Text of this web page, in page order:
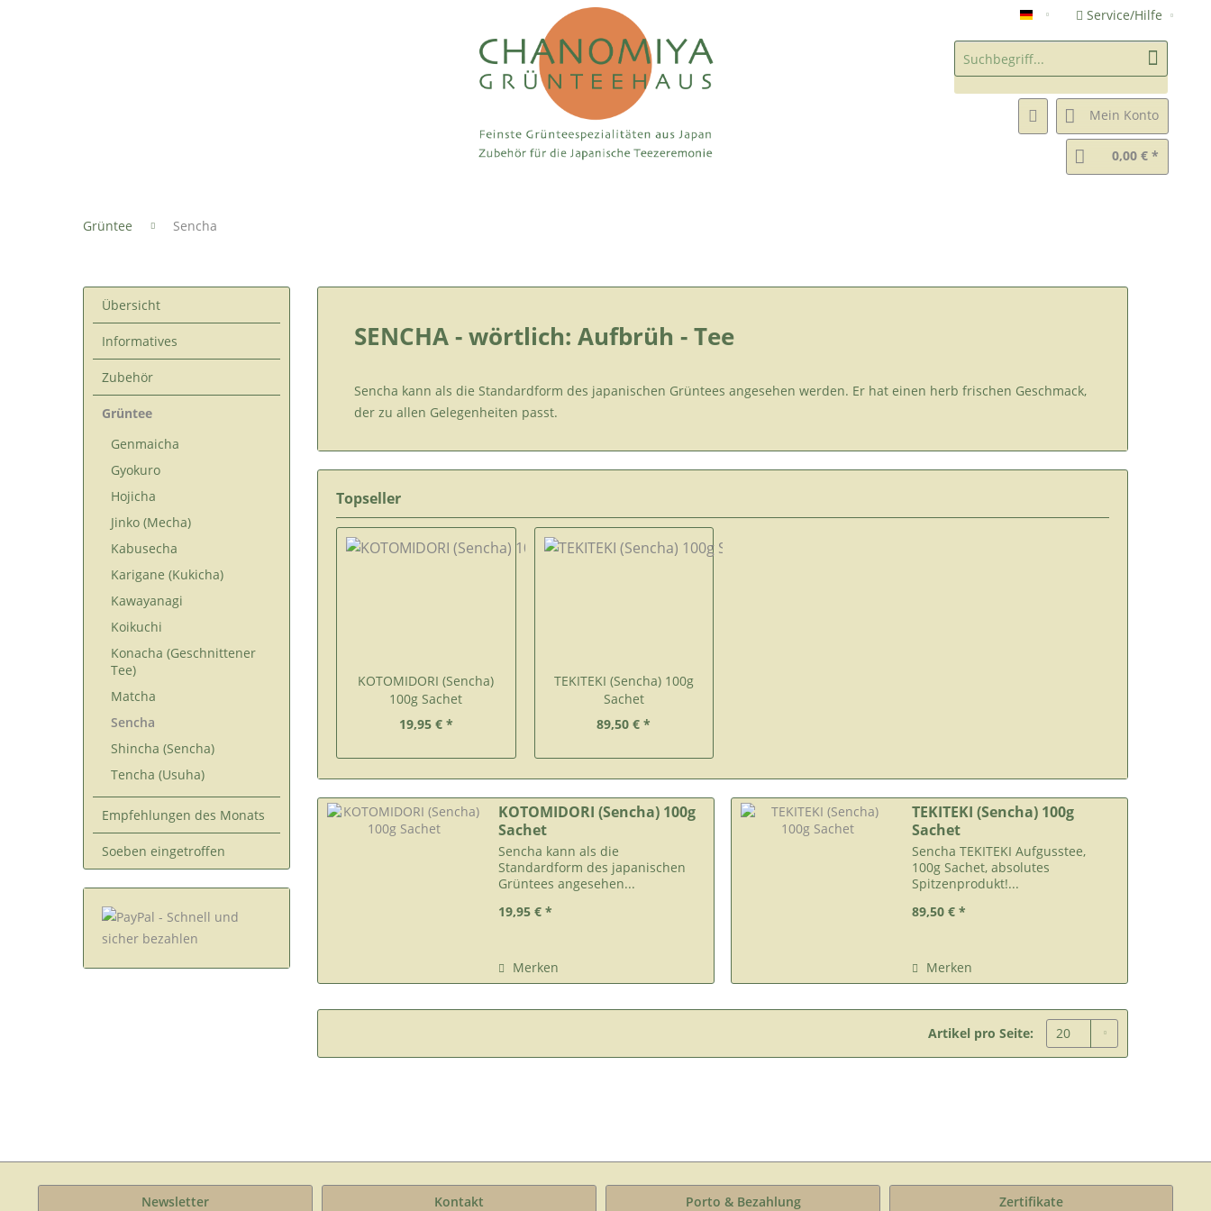
Chanomiya Grüntee Shop
Service/Hilfe
Mein Konto
0,00 € *
Grüntee Sencha
Übersicht
Informatives
Zubehör
Grüntee
Genmaicha
Gyokuro
Hojicha
Jinko (Mecha)
Kabusecha
Karigane (Kukicha)
Kawayanagi
Koikuchi
Konacha (Geschnittener
Tee)
Matcha
Sencha
Shincha (Sencha)
Tencha (Usuha)
Empfehlungen des Monats
Soeben eingetroffen
SENCHA - wörtlich: Aufbrüh - Tee
Sencha kann als die Standardform des japanischen Grüntees angesehen werden. Er hat einen herb frischen Geschmack,
der zu allen Gelegenheiten passt.
Topseller
KOTOMIDORI (Sencha)
100g Sachet
19,95 € *
TEKITEKI (Sencha) 100g
Sachet
89,50 € *
KOTOMIDORI (Sencha) 100g
Sachet
Sencha kann als die
Standardform des japanischen
Grüntees angesehen...
19,95 € *
Merken
TEKITEKI (Sencha) 100g
Sachet
Sencha TEKITEKI Aufgusstee,
100g Sachet, absolutes
Spitzenprodukt!...
89,50 € *
Merken
Artikel pro Seite:
Newsletter Kontakt Porto & Bezahlung Zertifikate